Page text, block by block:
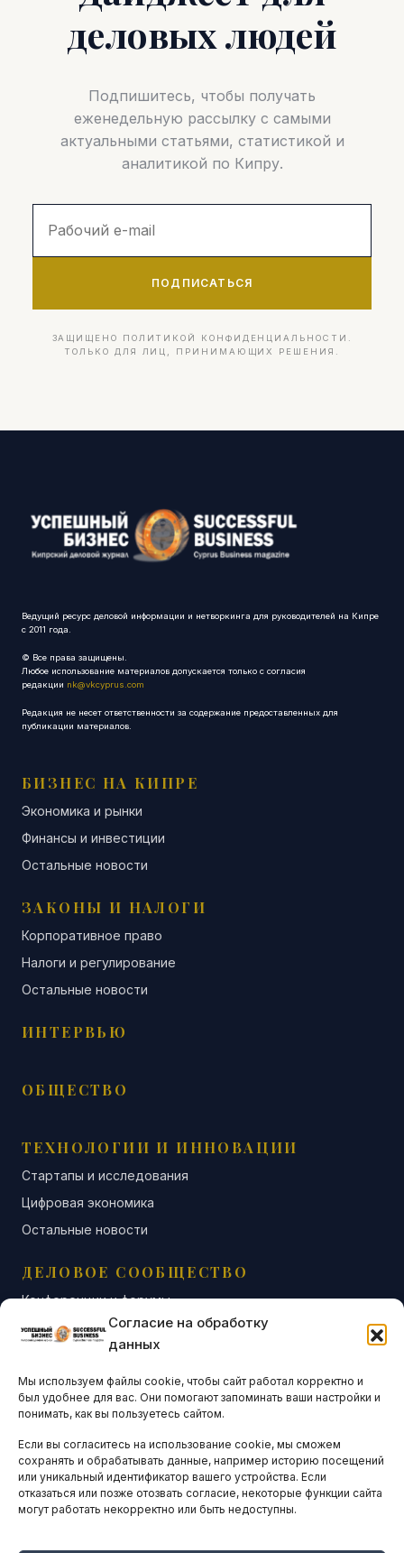
Согласие на обработку
данных
Мы используем файлы cookie, чтобы сайт работал корректно и
был удобнее для вас. Они помогают запоминать ваши настройки и
понимать, как вы пользуетесь сайтом.
Если вы согласитесь на использование cookie, мы сможем
сохранять и обрабатывать данные, например историю посещений
или уникальный идентификатор вашего устройства. Если
отказаться или позже отозвать согласие, некоторые функции сайта
могут работать некорректно или быть недоступны.
деловых людей
Подпишитесь, чтобы получать
еженедельную рассылку с самыми
актуальными статьями, статистикой и
аналитикой по Кипру.
ПОДПИСАТЬСЯ
ЗАЩИЩЕНО ПОЛИТИКОЙ КОНФИДЕНЦИАЛЬНОСТИ.
ТОЛЬКО ДЛЯ ЛИЦ, ПРИНИМАЮЩИХ РЕШЕНИЯ.
Ведущий ресурс деловой информации и нетворкинга для руководителей на Кипре
с 2011 года.
© Все права защищены.
Любое использование материалов допускается только с согласия
редакции nk@vkcyprus.com
Редакция не несет ответственности за содержание предоставленных для
публикации материалов.
БИЗНЕС НА КИПРЕ
Экономика и рынки
Финансы и инвестиции
Остальные новости
ЗАКОНЫ И НАЛОГИ
Корпоративное право
Налоги и регулирование
Остальные новости
ИНТЕРВЬЮ
ОБЩЕСТВО
ТЕХНОЛОГИИ И ИННОВАЦИИ
Стартапы и исследования
Цифровая экономика
Остальные новости
ДЕЛОВОЕ СООБЩЕСТВО
Конференции и форумы
Бизнес-клубы и ассоциации
Остальные новости
АНАЛИТИКА И СТАТИСТИКА
ARTICLES IN ENGLISH
НАВИГАЦИЯ